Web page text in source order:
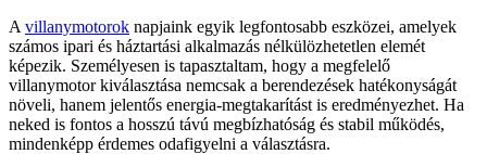
A villanymotorok napjaink egyik legfontosabb eszközei, amelyek
számos ipari és háztartási alkalmazás nélkülözhetetlen elemét
képezik. Személyesen is tapasztaltam, hogy a megfelelő
villanymotor kiválasztása nemcsak a berendezések hatékonyságát
növeli, hanem jelentős energia-megtakarítást is eredményezhet. Ha
neked is fontos a hosszú távú megbízhatóság és stabil működés,
mindenképp érdemes odafigyelni a választásra.